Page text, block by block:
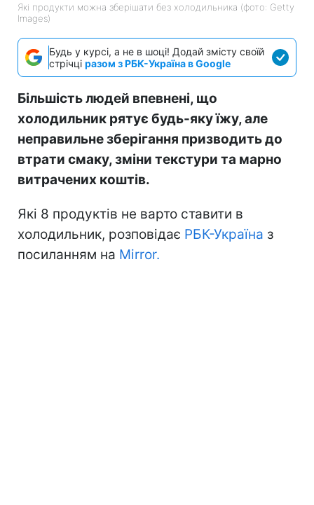
Які продукти можна зберішати без холодильника (фото: Getty
Images)
Будь у курсі, а не в шоці! Додай змісту своїй
стрічці разом з РБК-Україна в Google
Більшість людей впевнені, що
холодильник рятує будь-яку їжу, але
неправильне зберігання призводить до
втрати смаку, зміни текстури та марно
витрачених коштів.
Які 8 продуктів не варто ставити в
холодильник, розповідає РБК-Україна з
посиланням на Mirror.